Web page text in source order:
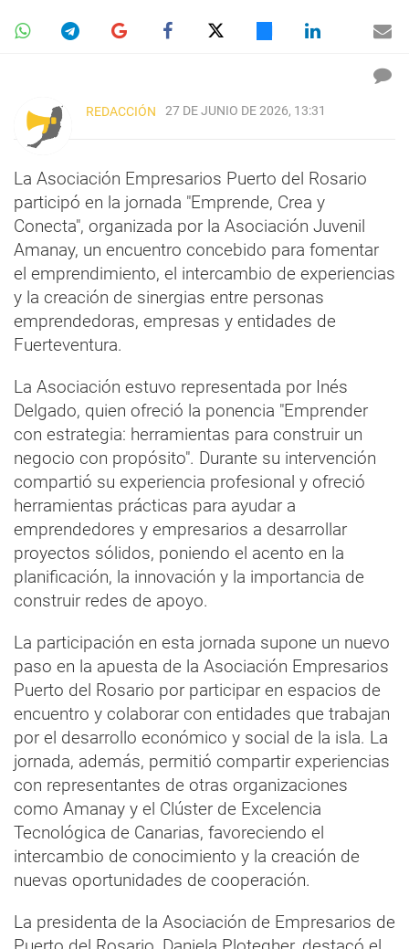
REDACCIÓN 27 DE JUNIO DE 2026, 13:31
La Asociación Empresarios Puerto del Rosario
participó en la jornada "Emprende, Crea y
Conecta", organizada por la Asociación Juvenil
Amanay, un encuentro concebido para fomentar
el emprendimiento, el intercambio de experiencias
y la creación de sinergias entre personas
emprendedoras, empresas y entidades de
Fuerteventura.
La Asociación estuvo representada por Inés
Delgado, quien ofreció la ponencia "Emprender
con estrategia: herramientas para construir un
negocio con propósito". Durante su intervención
compartió su experiencia profesional y ofreció
herramientas prácticas para ayudar a
emprendedores y empresarios a desarrollar
proyectos sólidos, poniendo el acento en la
planificación, la innovación y la importancia de
construir redes de apoyo.
La participación en esta jornada supone un nuevo
paso en la apuesta de la Asociación Empresarios
Puerto del Rosario por participar en espacios de
encuentro y colaborar con entidades que trabajan
por el desarrollo económico y social de la isla. La
jornada, además, permitió compartir experiencias
con representantes de otras organizaciones
como Amanay y el Clúster de Excelencia
Tecnológica de Canarias, favoreciendo el
intercambio de conocimiento y la creación de
nuevas oportunidades de cooperación.
La presidenta de la Asociación de Empresarios de